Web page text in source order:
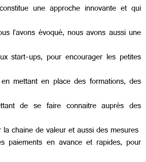
une approche innovante et qui
l’avons évoqué, nous avons aussi une
start-ups, pour encourager les petites
mettant en place des formations, des
de se faire connaitre auprès des
chaine de valeur et aussi des mesures
paiements en avance et rapides, pour